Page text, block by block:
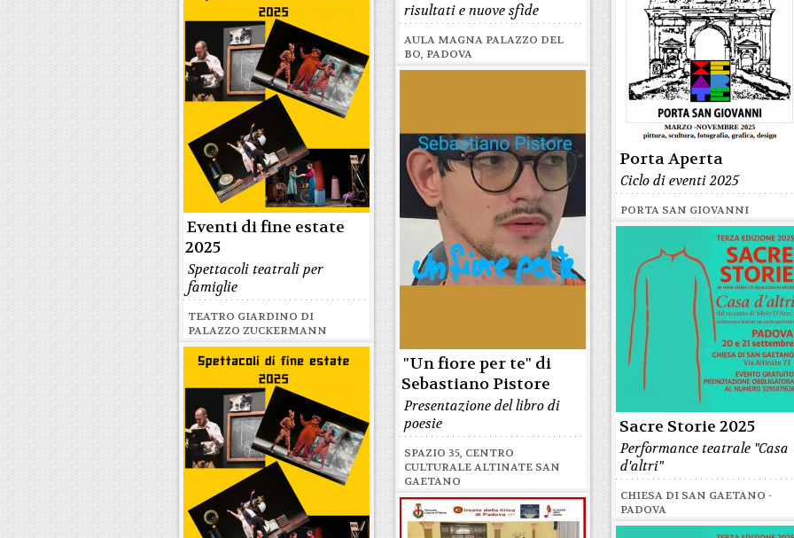
risultati e nuove sfide
AULA MAGNA PALAZZO DEL
BO, PADOVA
Porta Aperta
Ciclo di eventi 2025
PORTA SAN GIOVANNI
Eventi di fine estate
2025
Spettacoli teatrali per
famiglie
TEATRO GIARDINO DI
PALAZZO ZUCKERMANN
"Un fiore per te" di
Sebastiano Pistore
Presentazione del libro di
poesie
SPAZIO 35, CENTRO
CULTURALE ALTINATE SAN
GAETANO
Sacre Storie 2025
Performance teatrale "Casa
d'altri"
CHIESA DI SAN GAETANO -
PADOVA